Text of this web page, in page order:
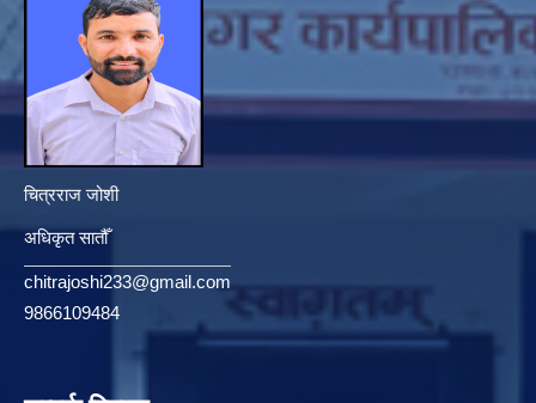
चित्रराज जोशी
अधिकृत सातौँ
chitrajoshi233@gmail.com
9866109484